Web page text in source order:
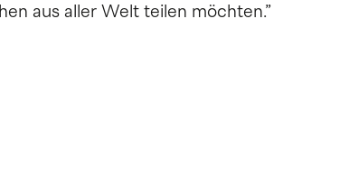
aus aller Welt teilen möchten.”